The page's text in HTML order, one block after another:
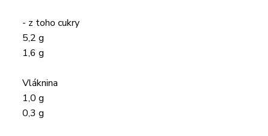
- z toho cukry
5,2 g
1,6 g
Vláknina
1,0 g
0,3 g